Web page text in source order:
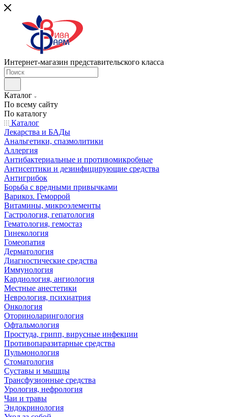
Интернет-магазин представительского класса
Каталог
По всему сайту
По каталогу
Каталог
Лекарства и БАДы
Анальгетики, спазмолитики
Аллергия
Антибактериальные и противомикробные
Антисептики и дезинфицирующие средства
Антигрибок
Борьба с вредными привычками
Варикоз. Геморрой
Витамины, микроэлементы
Гастрология, гепатология
Гематология, гемостаз
Гинекология
Гомеопатия
Дерматология
Диагностические средства
Иммунология
Кардиология, ангиология
Местные анестетики
Неврология, психиатрия
Онкология
Оториноларингология
Офтальмология
Простуда, грипп, вирусные инфекции
Противопаразитарные средства
Пульмонология
Стоматология
Суставы и мышцы
Трансфузионные средства
Урология, нефрология
Чаи и травы
Эндокринология